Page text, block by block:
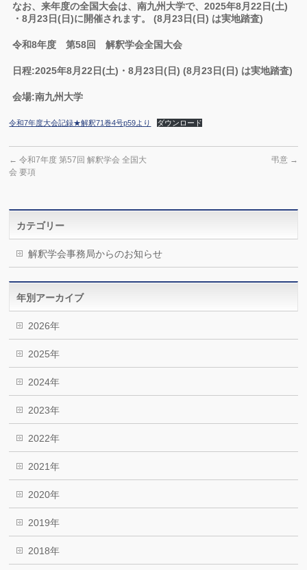
なお、来年度の全国大会は、南九州大学で、2025年8月22日(土)
・8月23日(日)に開催されます。 (8月23日(日) は実地踏査)
令和8年度 第58回 解釈学会全国大会
日程:2025年8月22日(土)・8月23日(日) (8月23日(日) は実地踏査)
会場:南九州大学
令和7年度大会記録★解釈71巻4号p59より ダウンロード
← 令和7年度 第57回 解釈学会 全国大
会 要項
弔意 →
カテゴリー
解釈学会事務局からのお知らせ
年別アーカイブ
2026年
2025年
2024年
2023年
2022年
2021年
2020年
2019年
2018年